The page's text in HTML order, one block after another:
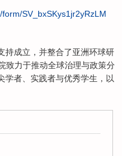
SV_bxSKys1jr2yRzLM
持成立，并整合了亚洲环球研
致力于推动全球治理与政策分
学者、实践者与优秀学生，以